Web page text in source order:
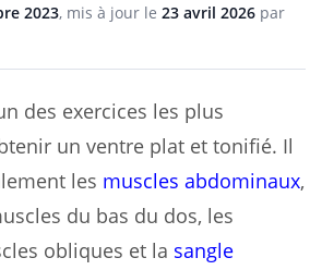
2023, mis à jour le 23 avril 2026 par
des exercices les plus
un ventre plat et tonifié. Il
les muscles abdominaux,
du bas du dos, les
obliques et la sangle